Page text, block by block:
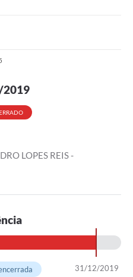
2019
LOPES REIS -
31/12/2019